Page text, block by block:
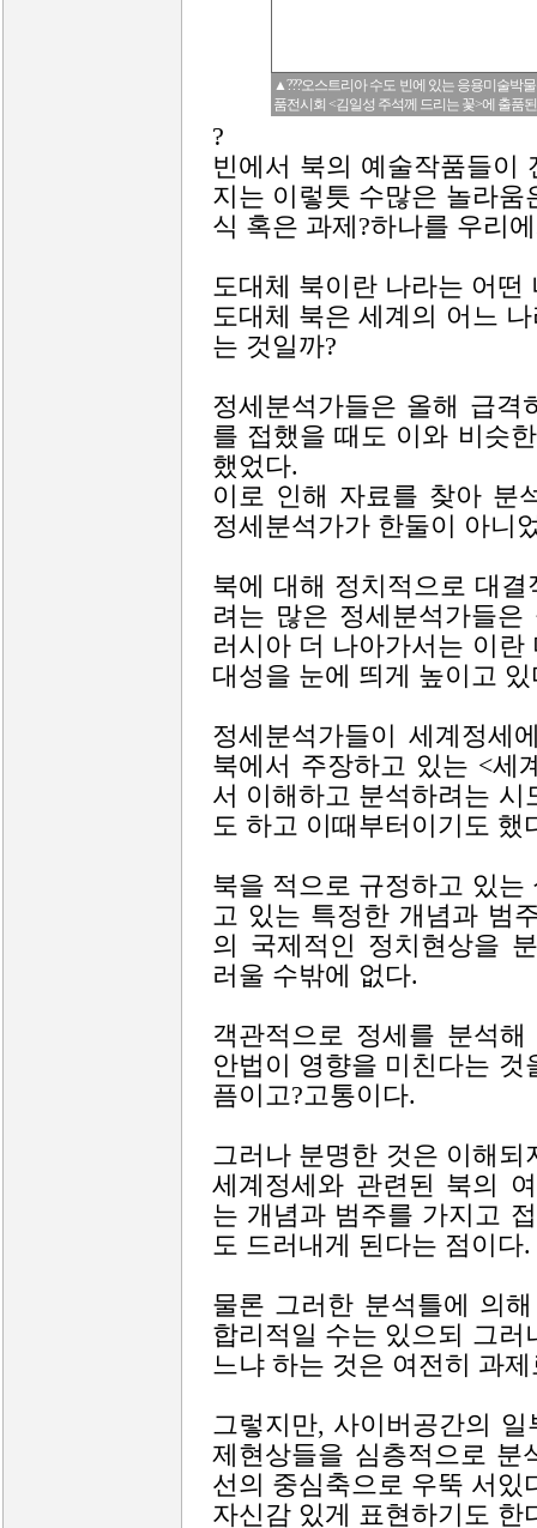
▲???오스트리아 수도 빈에 있는 응용미술박
품전시회 <김일성 주석께 드리는 꽃>에 출품된
?
빈에서 북의 예술작품들이
지는 이렇틋 수많은 놀라
식 혹은 과제?하나를 우리
도대체 북이란 나라는 어떤
도대체 북은 세계의 어느
는 것일까?
정세분석가들은 올해 급
를 접했을 때도 이와 비슷
했었다.
이로 인해 자료를 찾아 분
정세분석가가 한둘이 아니
북에 대해 정치적으로 대
려는 많은 정세분석가들
러시아 더 나아가서는 이
대성을 눈에 띄게 높이고
정세분석가들이 세계정세
북에서 주장하고 있는 <세
서 이해하고 분석하려는
도 하고 이때부터이기도 했
북을 적으로 규정하고 있
고 있는 특정한 개념과 범
의 국제적인 정치현상을
러울 수밖에 없다.
객관적으로 정세를 분석
안법이 영향을 미친다는
픔이고?고통이다.
그러나 분명한 것은 이해
세계정세와 관련된 북의
는 개념과 범주를 가지고
도 드러내게 된다는 점이다.
물론 그러한 분석틀에 의
합리적일 수는 있으되 그
느냐 하는 것은 여전히 과
그렇지만, 사이버공간의
제현상들을 심층적으로 분
선의 중심축으로 우뚝 서있
자신감 있게 표현하기도 한